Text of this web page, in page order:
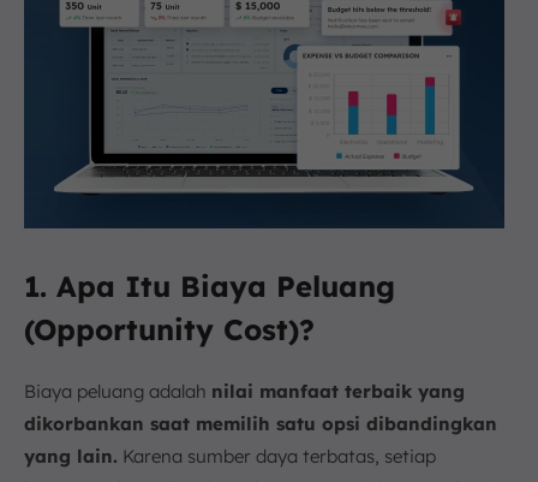
1. Apa Itu Biaya Peluang
(Opportunity Cost)?
Biaya peluang adalah nilai manfaat terbaik yang
dikorbankan saat memilih satu opsi dibandingkan
yang lain. Karena sumber daya terbatas, setiap